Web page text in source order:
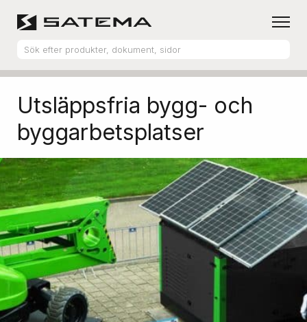
Utsläppsfria bygg- och
byggarbetsplatser